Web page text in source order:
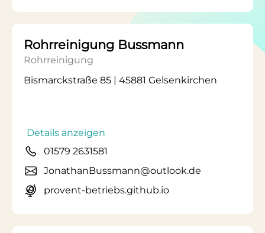
Rohrreinigung Bussmann
Rohrreinigung
Bismarckstraße 85 | 45881 Gelsenkirchen
Details anzeigen
01579 2631581
JonathanBussmann@outlook.de
provent-betriebs.github.io